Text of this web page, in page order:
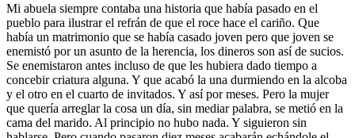
Mi abuela siempre contaba una historia que había pasado en el
pueblo para ilustrar el refrán de que el roce hace el cariño. Que
había un matrimonio que se había casado joven pero que joven se
enemistó por un asunto de la herencia, los dineros son así de sucios.
Se enemistaron antes incluso de que les hubiera dado tiempo a
concebir criatura alguna. Y que acabó la una durmiendo en la alcoba
y el otro en el cuarto de invitados. Y así por meses. Pero la mujer
que quería arreglar la cosa un día, sin mediar palabra, se metió en la
cama del marido. Al principio no hubo nada. Y siguieron sin